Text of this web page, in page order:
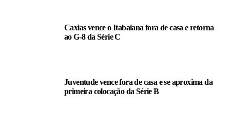
Caxias vence o Itabaiana fora de casa e retorna
ao G-8 da Série C
Juventude vence fora de casa e se aproxima da
primeira colocação da Série B